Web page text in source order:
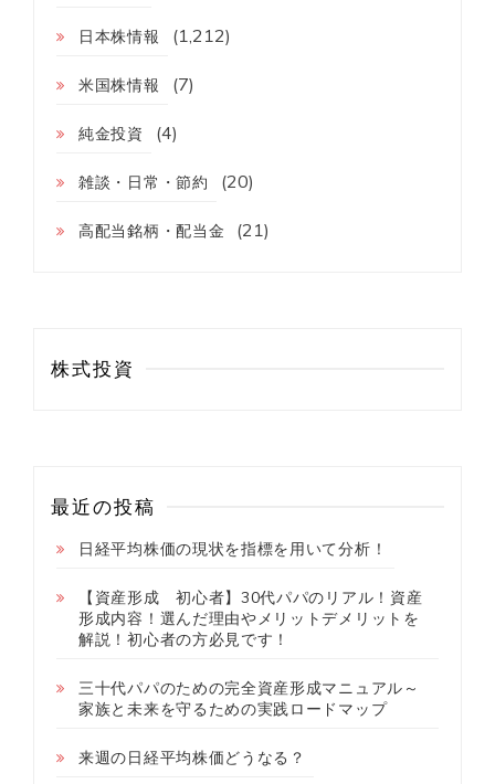
日本株情報 (1,212)
米国株情報 (7)
純金投資 (4)
雑談・日常・節約 (20)
高配当銘柄・配当金 (21)
株式投資
最近の投稿
日経平均株価の現状を指標を用いて分析！
【資産形成 初心者】30代パパのリアル！資産
形成内容！選んだ理由やメリットデメリットを
解説！初心者の方必見です！
三十代パパのための完全資産形成マニュアル～
家族と未来を守るための実践ロードマップ
来週の日経平均株価どうなる？